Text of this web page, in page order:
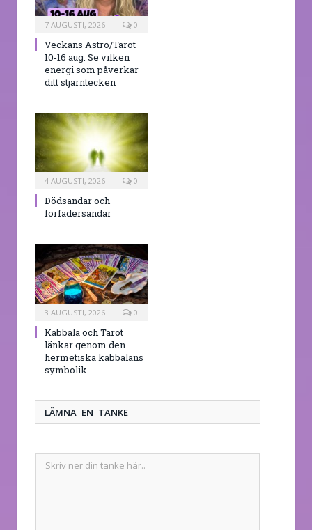
7 AUGUSTI, 2026 0
Veckans Astro/Tarot
10-16 aug. Se vilken
energi som påverkar
ditt stjärntecken
4 AUGUSTI, 2026 0
Dödsandar och
förfädersandar
3 AUGUSTI, 2026 0
Kabbala och Tarot
länkar genom den
hermetiska kabbalans
symbolik
LÄMNA EN TANKE